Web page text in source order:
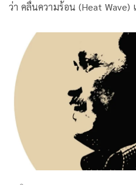
ว่า คลื่นความร้อน (Heat Wave)